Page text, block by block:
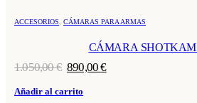
ACCESORIOS CÁMARAS PARA ARMAS
CÁMARA SHOTKAM
1.050,00€ El
original
890,00€El
Añadir al carrito